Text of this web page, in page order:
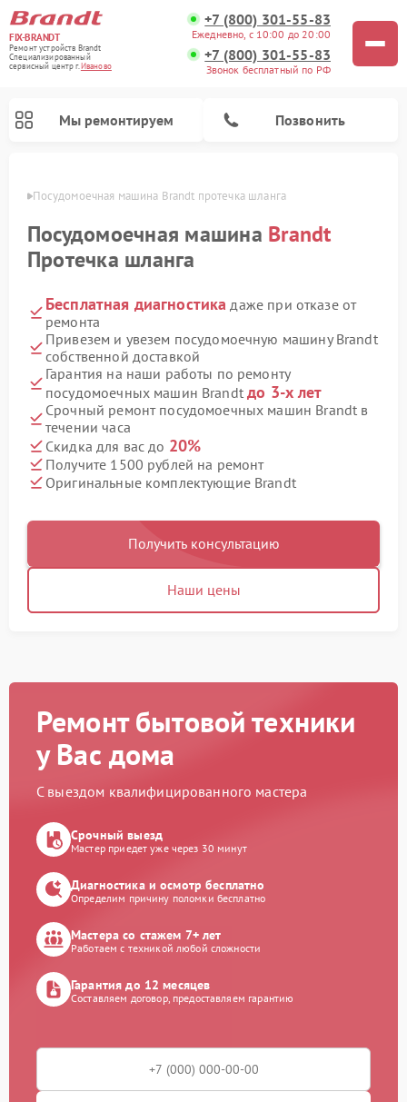
FIX-BRANDT
Ремонт устройств Brandt
Специализированный
cервисный центр г.Иваново
+7 (800) 301-55-83
Ежедневно, с 10:00 до 20:00
+7 (800) 301-55-83
Звонок бесплатный по РФ
Мы ремонтируем Позвонить
Посудомоечная машина Brandt протечка шланга
Посудомоечная машина Brandt
Протечка шланга
Бесплатная диагностика даже при отказе от
ремонта
Привезем и увезем посудомоечную машину Brandt
собственной доставкой
Гарантия на наши работы по ремонту
посудомоечных машин Brandtдо 3-х лет
Срочный ремонт посудомоечных машин Brandt в
течении часа
Скидка для вас до 20%
Получите 1500 рублей на ремонт
Оригинальные комплектующие Brandt
Получить консультацию
Наши цены
Ремонт бытовой техники
у Вас дома
С выездом квалифицированного мастера
Срочный выезд
Мастер приедет уже через 30 минут
Диагностика и осмотр бесплатно
Определим причину поломки бесплатно
Мастера со стажем 7+ лет
Работаем с техникой любой сложности
Гарантия до 12 месяцев
Составляем договор, предоставляем гарантию